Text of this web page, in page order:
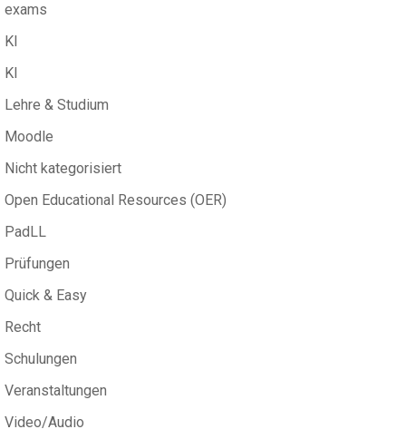
exams
KI
KI
Lehre & Studium
Moodle
Nicht kategorisiert
Open Educational Resources (OER)
PadLL
Prüfungen
Quick & Easy
Recht
Schulungen
Veranstaltungen
Video/Audio